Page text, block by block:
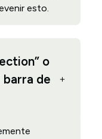
esto.
o
barra de